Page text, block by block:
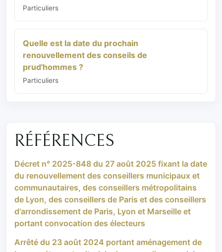
Particuliers
Quelle est la date du prochain
renouvellement des conseils de
prud'hommes ?
Particuliers
RÉFÉRENCES
Décret n° 2025-848 du 27 août 2025 fixant la date
du renouvellement des conseillers municipaux et
communautaires, des conseillers métropolitains
de Lyon, des conseillers de Paris et des conseillers
d'arrondissement de Paris, Lyon et Marseille et
portant convocation des électeurs
Arrêté du 23 août 2024 portant aménagement de